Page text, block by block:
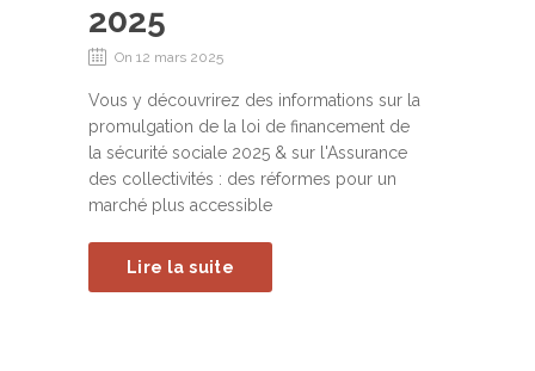
2025
On 12 mars 2025
Vous y découvrirez des informations sur la
promulgation de la loi de financement de
la sécurité sociale 2025 & sur l'Assurance
des collectivités : des réformes pour un
marché plus accessible
Lire la suite